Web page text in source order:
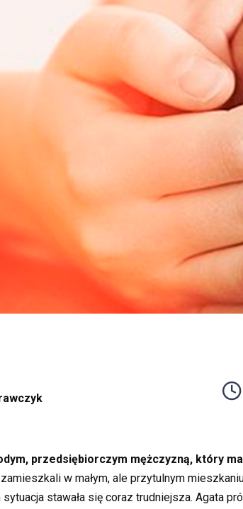
przedsiębiorczym mężczyzną, który
w małym, ale przytulnym
stawała się coraz trudniejsza. Agata